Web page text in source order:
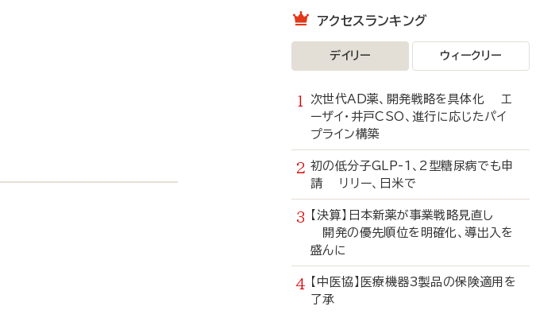
アクセスランキング
デイリー ウィークリー
次世代AD薬、開発戦略を具体化 エ
ーザイ・井戸CSO、進行に応じたパイ
プライン構築
初の低分子GLP-1、2型糖尿病でも申
請 リリー、日米で
【決算】日本新薬が事業戦略見直し
開発の優先順位を明確化、導出入を
盛んに
【中医協】医療機器3製品の保険適用を
了承